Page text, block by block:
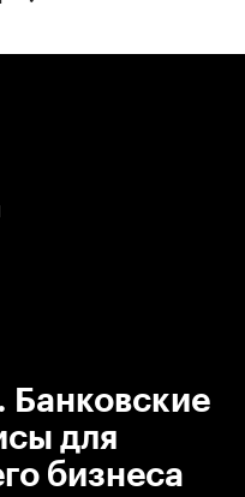
Банковские
для
бизнеса